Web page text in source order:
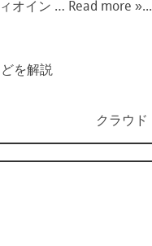
オイン … Read more »...
を解説
クラウド